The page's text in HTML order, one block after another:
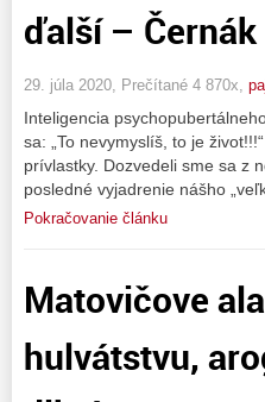
ďalší –
29. júla 2020, Prečítané 4 870x,
Inteligencia
sa: „To nevymyslíš, to je
prívlastky. Dozvedeli sme sa z
posledné vyjadrenie nášho
Pokračovanie článku
Matovičove
hulvátstvu,